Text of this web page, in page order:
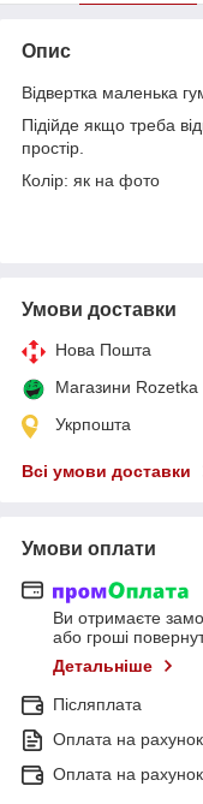
Опис
Відвертка маленька
Підійде якщо треба
простір.
Колір: як на фото
Умови доставки
Нова Пошта
Магазини Rozetka
Укрпошта
Всі умови доставки
Умови оплати
Ви отримаєте
або гроші
Детальніше
Післяплата
Оплата на рахунок
Оплата на